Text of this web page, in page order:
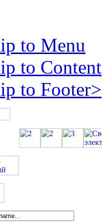
to Menu
to Content
to Footer>